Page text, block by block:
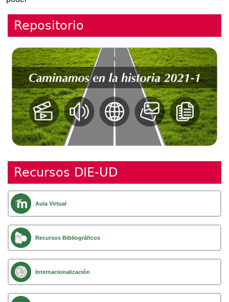
Repositorio
Recursos DIE-UD
Aula Virtual
Recursos Bibliográficos
Internacionalización